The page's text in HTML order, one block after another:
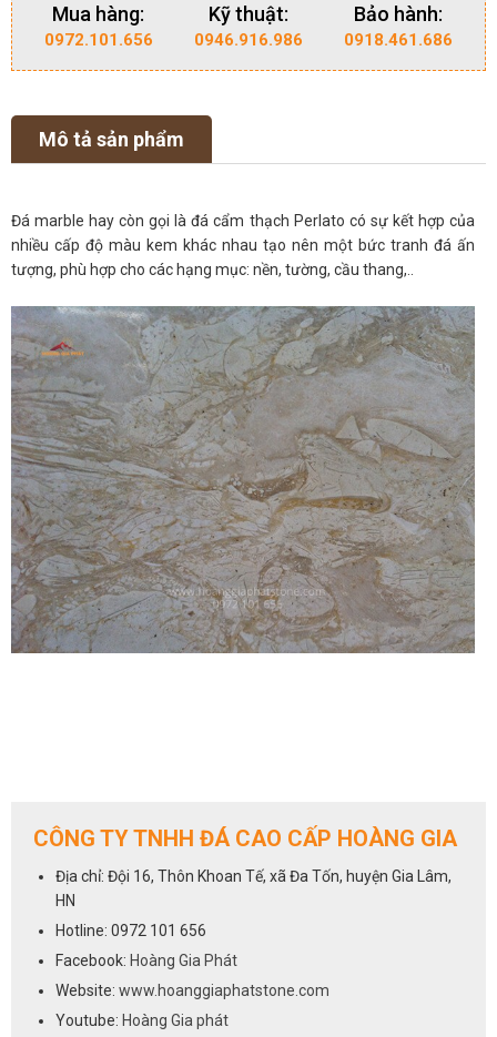
Mua hàng:
0972.101.656
Kỹ thuật:
0946.916.986
Bảo hành:
0918.461.686
Mô tả sản phẩm
Đá marble hay còn gọi là đá cẩm thạch Perlato có sự kết hợp của
nhiều cấp độ màu kem khác nhau tạo nên một bức tranh đá ấn
tượng, phù hợp cho các hạng mục: nền, tường, cầu thang,..
CÔNG TY TNHH ĐÁ CAO CẤP HOÀNG GIA
Địa chỉ: Đội 16, Thôn Khoan Tế, xã Đa Tốn, huyện Gia Lâm,
HN
Hotline: 0972 101 656
Facebook: Hoàng Gia Phát
Website: www.hoanggiaphatstone.com
Youtube: Hoàng Gia phát